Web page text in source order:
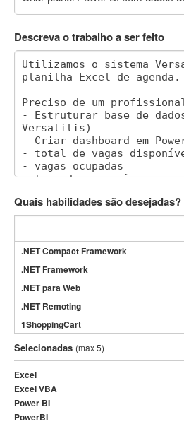
Descreva o trabalho a ser feito
Quais habilidades são desejadas?
.NET Compact Framework
.NET Framework
.NET para Web
.NET Remoting
1ShoppingCart
3DS Max
3GSM
4D Dimension
802.11
A&P
Selecionadas (max 5)
Excel
Excel VBA
Power BI
PowerBI